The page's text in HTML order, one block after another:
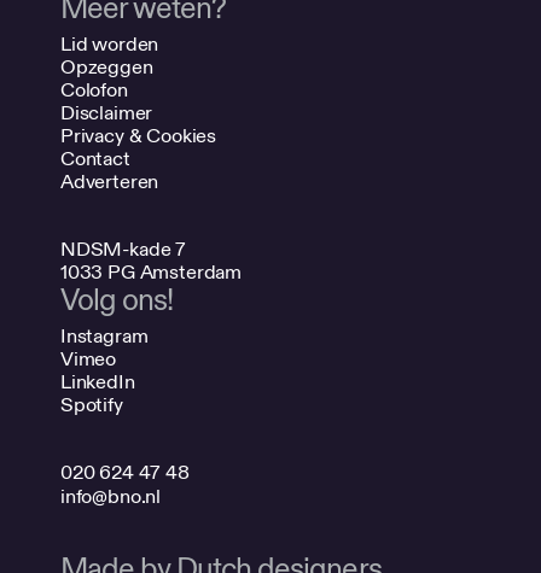
Meer weten?
Lid worden
Opzeggen
Colofon
Disclaimer
Privacy & Cookies
Contact
Adverteren
NDSM-kade 7
1033 PG Amsterdam
Volg ons!
Instagram
Vimeo
LinkedIn
Spotify
020 624 47 48
info@bno.nl